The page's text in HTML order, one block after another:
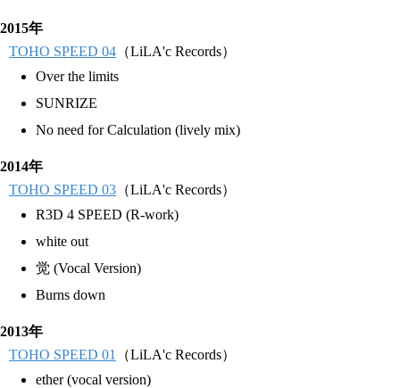
2015年
TOHO SPEED 04 （LiLA'c Records）
Over the limits
SUNRIZE
No need for Calculation (lively mix)
2014年
TOHO SPEED 03 （LiLA'c Records）
R3D 4 SPEED (R-work)
white out
觉 (Vocal Version)
Burns down
2013年
TOHO SPEED 01
（LiLA'c Records）
ether (vocal version)